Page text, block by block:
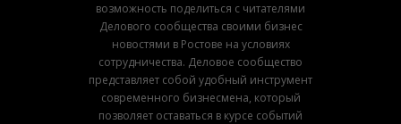
возможность поделиться с читателями
Делового сообщества своими бизнес
новостями в Ростове на условиях
сотрудничества. Деловое сообщество
представляет собой удобный инструмент
современного бизнесмена, который
позволяет оставаться в курсе событий